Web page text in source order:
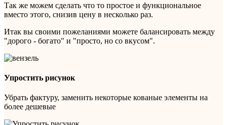
Так же можем сделать что то простое и функциональное
вместо этого, снизив цену в несколько раз.
Итак вы своими пожеланиями можете балансировать между
"дорого - богато" и "просто, но со вкусом".
Упростить рисунок
Убрать фактуру, заменить некоторые кованые элементы на
более дешевые